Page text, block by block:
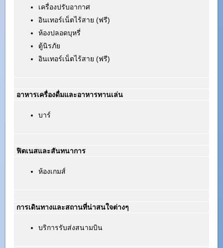
เครื่องปรับอากาศ
อินเทอร์เน็ตไร้สาย (ฟรี)
ห้องปลอดบุหรี่
ตู้นิรภัย
อินเทอร์เน็ตไร้สาย (ฟรี)
อาหารเครื่องดื่มและอาหารทานเล่น
บาร์
ฟิตเนสและสันทนาการ
ห้องเกมส์
การเดินทางและสถานที่น่าสนใจต่างๆ
บริการรับส่งสนามบิน